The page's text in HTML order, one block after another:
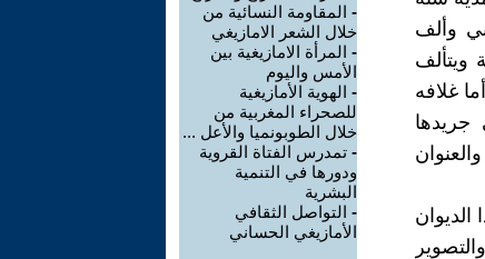
وألف
ويتألف
أما غلافه
- المقاومة النسائية من
خلال الشعر الامازيغي
- المرأة الامازيغية بين
الأمس واليوم
- الهوية الأمازيغية
للصحراء المغربية من
خلال الطوبونميا والأعل ...
- تمدرس الفتاة القروية
ودورها في التنمية
البشرية
- التواصل الثقافي
الأمازيغي الحساني